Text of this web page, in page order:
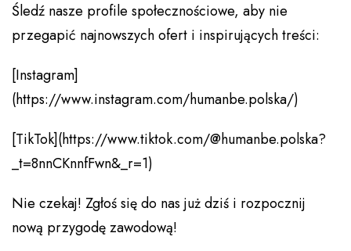
Śledź nasze profile społecznościowe, aby nie
przegapić najnowszych ofert i inspirujących treści:
[Instagram]
(https://www.instagram.com/humanbe.polska/)
[TikTok](https://www.tiktok.com/@humanbe.polska?
_t=8nnCKnnfFwn&_r=1)
Nie czekaj! Zgłoś się do nas już dziś i rozpocznij
nową przygodę zawodową!